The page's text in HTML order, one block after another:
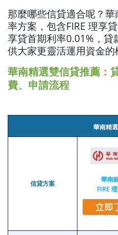
那麼哪些信貸適合呢？
率方案，包含FIRE 理享
享貸首期利率0.01%，貸
供大家更靈活運用資金的
華南精選雙信貸推薦：
費、申請流程
華南精
信貸方案
華南
FIRE